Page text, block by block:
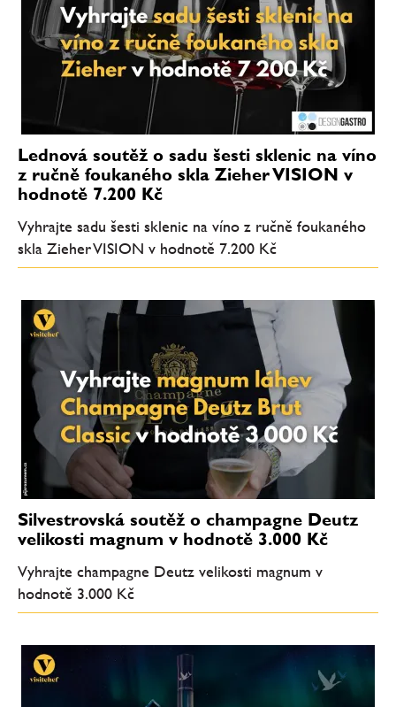
Lednová soutěž o sadu šesti sklenic na víno
z ručně foukaného skla Zieher VISION v
hodnotě 7.200 Kč
Vyhrajte sadu šesti sklenic na víno z ručně foukaného
skla Zieher VISION v hodnotě 7.200 Kč
Silvestrovská soutěž o champagne Deutz
velikosti magnum v hodnotě 3.000 Kč
Vyhrajte champagne Deutz velikosti magnum v
hodnotě 3.000 Kč